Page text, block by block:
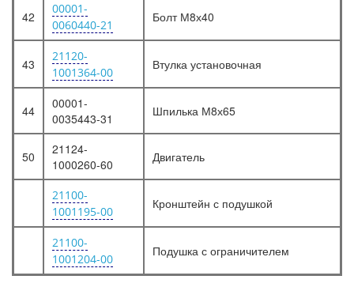
42
00001-
0060440-21
Болт М8х40
43
21120-
1001364-00
Втулка установочная
44
00001-
0035443-31
Шпилька М8х65
50
21124-
1000260-60
Двигатель
21100-
1001195-00
Кронштейн с подушкой
21100-
1001204-00
Подушка с ограничителем